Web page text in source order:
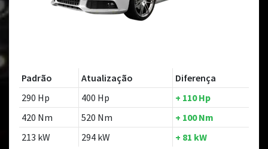
Padrão Atualização
Diferença
290 Hp
400 Hp
+ 110 Hp
420 Nm
520 Nm
+ 100 Nm
213 kW
294 kW + 81 kW